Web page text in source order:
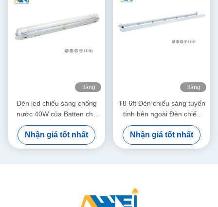
Băng
Đèn led chiếu sáng chống
nước 40W của Batten cho
các cửa hàng / phòng triển
lãm
Nhận giá tốt nhất
Băng
T8 6ft Đèn chiếu sáng tuyến
tính bên ngoài Đèn chiếu
sáng LED Vapor Proof Light
Fixture
Nhận giá tốt nhất